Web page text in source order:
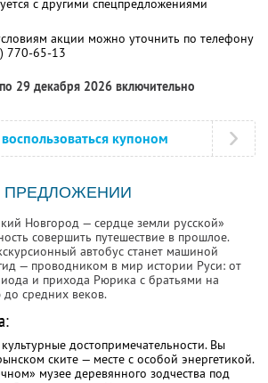
с другими спецпредложениями
акции можно уточнить по телефону
770-65-13
29 декабря 2026 включительно
купоном
ПРЕДЛОЖЕНИИ
Новгород — сердце земли русской»
совершить путешествие в прошлое.
автобус станет машиной
— проводником в мир истории Руси: от
и прихода Рюрика с братьями на
средних веков.
достопримечательности. Вы
ските — месте с особой энергетикой.
музее деревянного зодчества под